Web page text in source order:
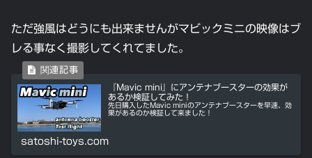
ただ強風はどうにも出来ませんがマビックミニの映像はブ
レる事なく撮影してくれてました。
『Mavic mini』にアンテナブースターの効果が
あるか検証してみた！
先日購入したMavic miniのアンテナブースターを早速、効
果があるのか検証して来ました！
satoshi-toys.com